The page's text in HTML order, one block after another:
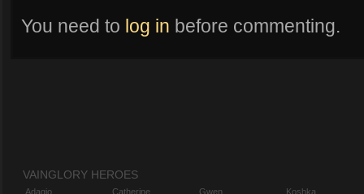
You need to log in before commenting.
VAINGLORY HEROES
Adagio
Catherine
Gwen
Koshka